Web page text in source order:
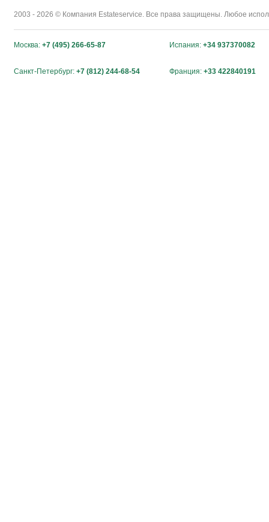
2003 - 2026 © Компания Estateservice. Все права защищены. Любое
Москва: +7 (495) 266-65-87 Испания: +34 937370082
Санкт-Петербург: +7 (812) 244-68-54 Франция: +33 422840191